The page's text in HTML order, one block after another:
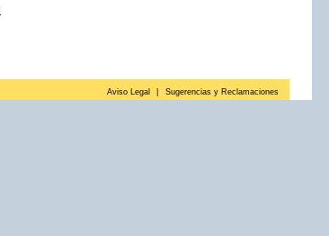
Aviso Legal Sugerencias y Reclamaciones